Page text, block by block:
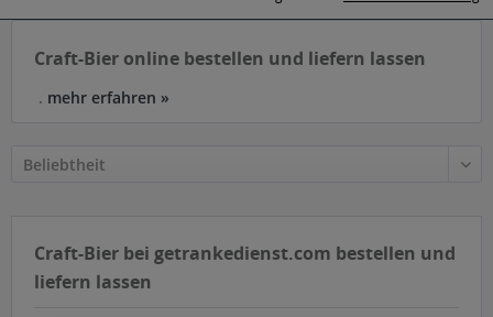
Craft-Bier online bestellen und liefern lassen
. mehr erfahren »
Craft-Bier bei getrankedienst.com bestellen und
liefern lassen